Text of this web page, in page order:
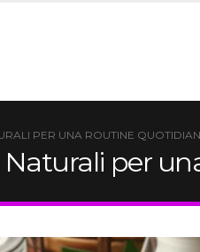
PER UNA ROUTINE
Naturali per